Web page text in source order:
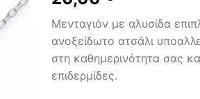
Μενταγιόν με αλυσίδα
ανοξείδωτο ατσάλι
στη καθημερινότητα σας
επιδερμίδες.